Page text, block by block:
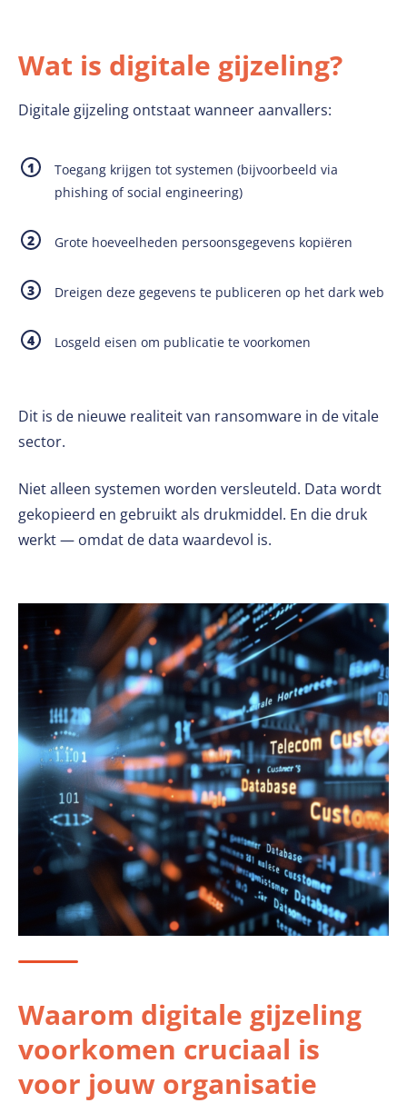
Wat is digitale gijzeling?
Digitale gijzeling ontstaat wanneer aanvallers:
Toegang krijgen tot systemen (bijvoorbeeld via
phishing of social engineering)
Grote hoeveelheden persoonsgegevens kopiëren
Dreigen deze gegevens te publiceren op het dark web
Losgeld eisen om publicatie te voorkomen
Dit is de nieuwe realiteit van ransomware in de vitale
sector.
Niet alleen systemen worden versleuteld. Data wordt
gekopieerd en gebruikt als drukmiddel. En die druk
werkt — omdat de data waardevol is.
Waarom digitale gijzeling
voorkomen cruciaal is
voor jouw organisatie